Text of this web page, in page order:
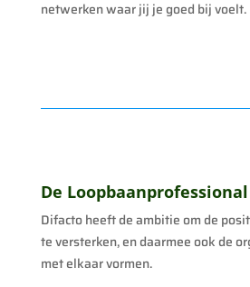
netwerken waar jij je goed bij voelt.
De Loopbaanprofessional
Difacto heeft de ambitie om de
te versterken, en daarmee ook de
met elkaar vormen.